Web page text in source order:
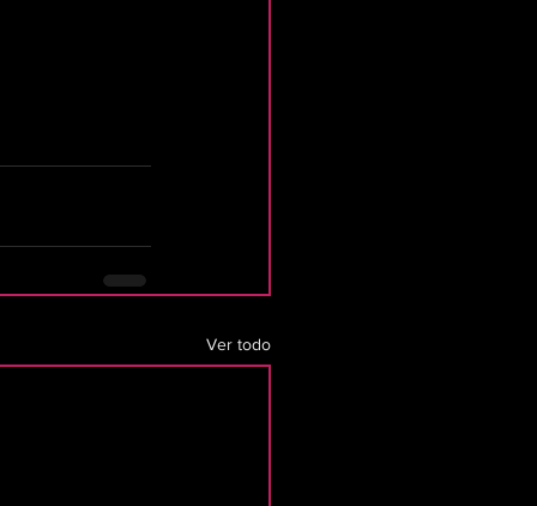
Ver todo